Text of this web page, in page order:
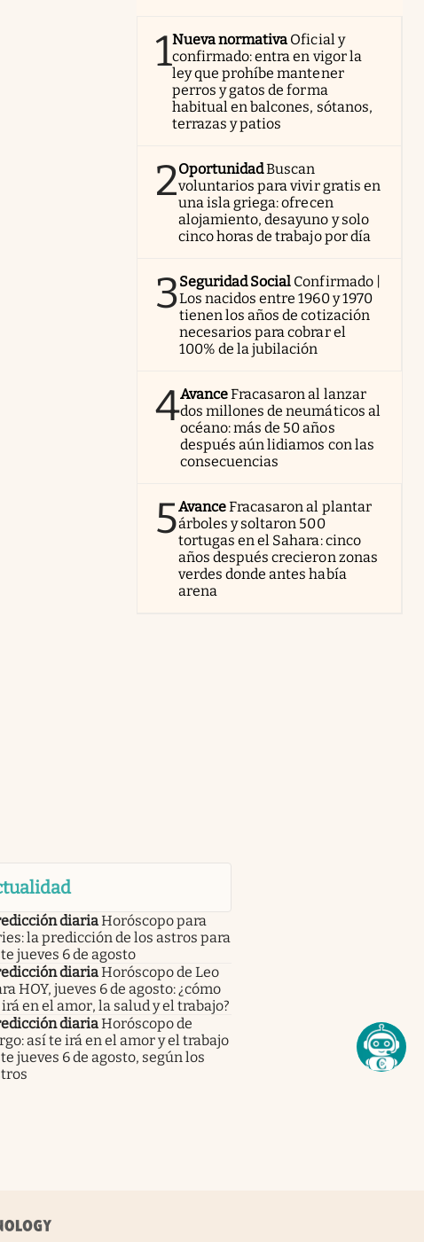
1Nueva normativa Oficial y
confirmado: entra en vigor la
ley que prohíbe mantener
perros y gatos de forma
habitual en balcones, sótanos,
terrazas y patios
2OportunidadBuscan
voluntarios para vivir gratis en
una isla griega: ofrecen
alojamiento, desayuno y solo
cinco horas de trabajo por día
3Seguridad Social Confirmado |
Los nacidos entre 1960 y 1970
tienen los años de cotización
necesarios para cobrar el
100% de la jubilación
4AvanceFracasaron al lanzar
dos millones de neumáticos al
océano: más de 50 años
después aún lidiamos con las
consecuencias
5AvanceFracasaron al plantar
árboles y soltaron 500
tortugas en el Sahara: cinco
años después crecieron zonas
verdes donde antes había
arena
diariaHoróscopo para
la predicción de los astros para
jueves 6 de agosto
diariaHoróscopo de Leo
HOY, jueves 6 de agosto: ¿cómo
en el amor, la salud y el trabajo?
diariaHoróscopo de
así te irá en el amor y el trabajo
jueves 6 de agosto, según los